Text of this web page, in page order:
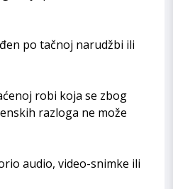
po tačnoj narudžbi ili
robi koja se zbog
razloga ne može
audio, video-snimke ili